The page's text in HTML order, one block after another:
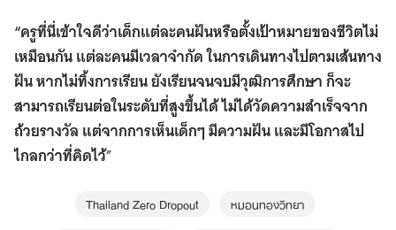
“ครูที่นี่เข้าใจดีว่าเด็กแต่ละคนฝันหรือตั้งเป้าหมายของชีวิตไม่
เหมือนกัน แต่ละคนมีเวลาจำกัด ในการเดินทางไปตามเส้นทาง
ฝัน หากไม่ทิ้งการเรียน ยังเรียนจนจบมีวุฒิการศึกษา ก็จะ
สามารถเรียนต่อในระดับที่สูงขึ้นได้ ไม่ได้วัดความสำเร็จจาก
ถ้วยรางวัล แต่จากการเห็นเด็กๆ มีความฝัน และมีโอกาสไป
ไกลกว่าที่คิดไว้”
Thailand Zero Dropout
หมอนทองวิทยา